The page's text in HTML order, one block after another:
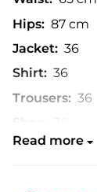
Hips: 87 cm
Jacket: 36
Shirt: 36
Trousers: 36
Read more